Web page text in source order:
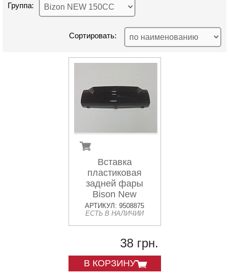
Группа:
Сортировать:
Вставка
пластиковая
задней фары
Bison New
АРТИКУЛ: 9508875
ЕСТЬ В НАЛИЧИИ
38 грн.
В КОРЗИНУ